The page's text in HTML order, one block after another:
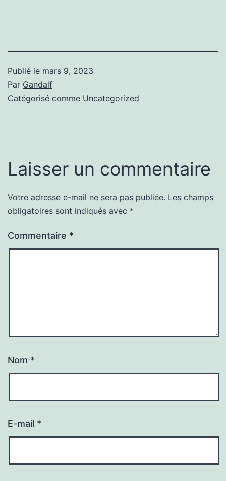
Publié le mars 9, 2023
Par Gandalf
Catégorisé comme Uncategorized
Laisser un commentaire
Votre adresse e-mail ne sera pas publiée. Les champs
obligatoires sont indiqués avec *
Commentaire *
Nom *
E-mail *